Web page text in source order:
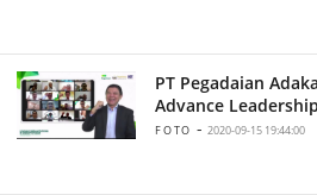
PT Pegadaian
Advance Leadership
FOTO -2020-09-15 19:44:00